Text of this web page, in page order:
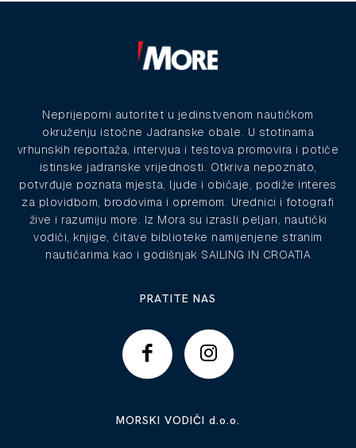
Neprijeporni autoritet u jedinstvenom nautičkom
okruženju istočne Jadranske obale. U stotinama
vrhunskih reportaža, intervjua i testova promovira i potiče
istinske jadranske vrijednosti. Otkriva nepoznato,
potvrđuje poznata mjesta, ljude i običaje, podiže interes
za plovidbom, brodovima i opremom. Urednici i fotografi
žive i razumiju more. Iz Mora su izrasli peljari, nautički
vodiči, knjige, čitave biblioteke namijenjene stranim
nautičarima kao i godišnjak SAILING IN CROATIA
PRATITE NAS
MORSKI VODIČI d.o.o.